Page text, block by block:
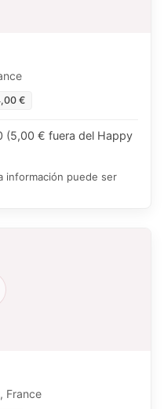
€
(5,00 € fuera del Happy
información puede ser
France